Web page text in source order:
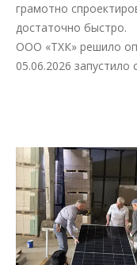
грамотно
достаточно быстро.
ООО «ТХК» решило
05.06.2026